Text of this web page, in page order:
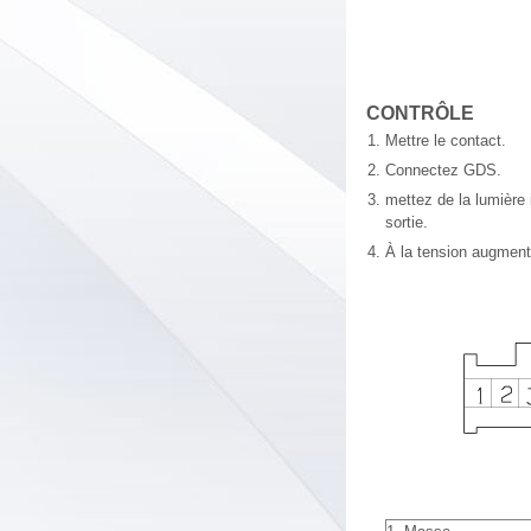
CONTRÔLE
1. Mettre le contact.
2. Connectez GDS.
3. mettez de la
sortie.
4. À la tension